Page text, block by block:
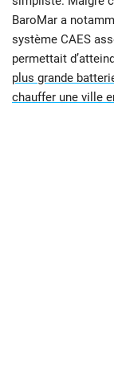
BaroMar a
système CAES
permettait
plus grande
chauffer une ville